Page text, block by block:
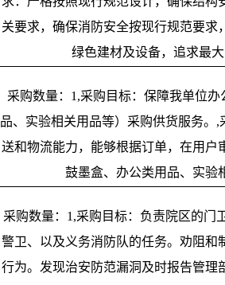
关要求，确保消防安全按现行规范要求
绿色建材及设备，追求最
采购数量：1,采购目标：保障我单位
品、实验相关用品等）采购供货服务。
送和物流能力，能够根据订单，在用户
鼓墨盒、办公类用品、实验
采购数量：1,采购目标：负责院区的门
警卫、以及义务消防队的任务。劝阻和
行为。发现治安防范漏洞及时报告管理